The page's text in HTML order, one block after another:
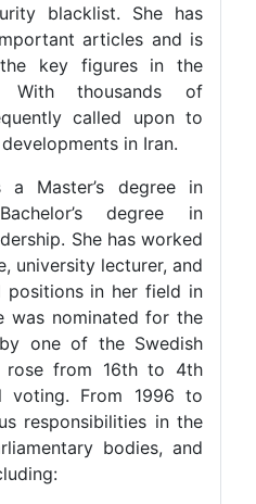
blacklist. She has
articles and is
key figures in the
With thousands of
called upon to
in Iran.
Master’s degree in
degree in
She has worked
university lecturer, and
positions in her field in
was nominated for the
one of the Swedish
rose from 16th to 4th
voting. From 1996 to
responsibilities in the
bodies, and